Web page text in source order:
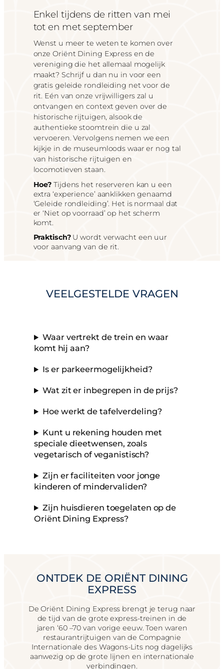
Enkel tijdens de ritten van mei
tot en met september
Wenst u meer te weten te komen over
onze Oriënt Dining Express en de
vereniging die het allemaal mogelijk
maakt? Schrijf u dan nu in voor een
gratis geleide rondleiding net voor de
rit. Eén van onze vrijwilligers zal u
ontvangen en context geven over de
historische rijtuigen, alsook de
authentieke stoomtrein die u zal
vervoeren. Vervolgens nemen we een
kijkje in de museumloods waar er nog tal
van historische rijtuigen en
locomotieven staan.
Hoe? Tijdens het reserveren kan u een
extra ‘experience’ aanklikken genaamd
‘Geleide rondleiding’. Het is normaal dat
er ‘Niet op voorraad’ op het scherm
komt.
Praktisch?U wordt verwacht een uur
voor aanvang van de rit.
VEELGESTELDE VRAGEN
Waar vertrekt de trein en waar
komt hij aan?
Is er parkeermogelijkheid?
Wat zit er inbegrepen in de prijs?
Hoe werkt de tafelverdeling?
Kunt u rekening houden met
speciale dieetwensen, zoals
vegetarisch of veganistisch?
Zijn er faciliteiten voor jonge
kinderen of mindervaliden?
Zijn huisdieren toegelaten op de
Oriënt Dining Express?
ONTDEK DE ORIËNT DINING
EXPRESS
De Oriënt Dining Express brengt je terug naar
de tijd van de grote express-treinen in de
jaren ‘60 –70 van vorige eeuw. Toen waren
restaurantrijtuigen van de Compagnie
Internationale des Wagons-Lits nog dagelijks
aanwezig op de grote lijnen en internationale
verbindingen.